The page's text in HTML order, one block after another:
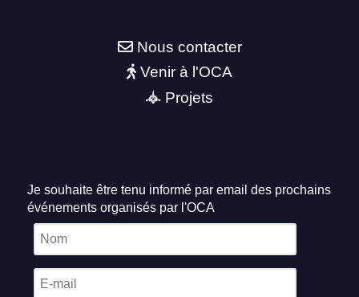
Nous contacter
Venir à l'OCA
Projets
Je souhaite être tenu informé par email des prochains
événements organisés par l'OCA